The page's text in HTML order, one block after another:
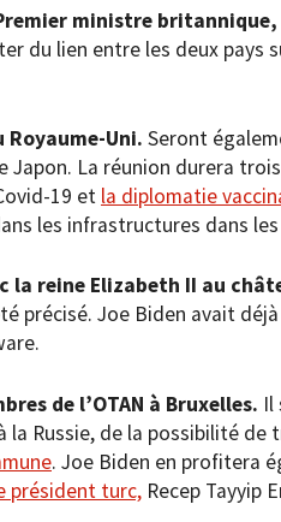
ministre britannique,
du lien entre les deux pays
Royaume-Uni. Seront
Japon. La réunion durera
19 et la diplomatie
les infrastructures dans
la reine Elizabeth II au
précisé. Joe Biden avait
de l’OTAN à Bruxelles. Il
la Russie, de la possibilité
. Joe Biden en profitera
président turc, Recep Tayyip